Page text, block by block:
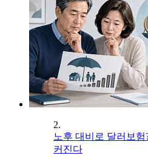
2.
노후 대비로 달러보
커진다